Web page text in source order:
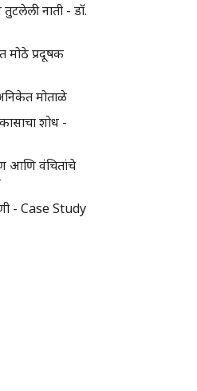
नाती - डॉ.
मोठे प्रदूषक
मोताळे
शोध -
आणि वंचितांचे
- Case Study